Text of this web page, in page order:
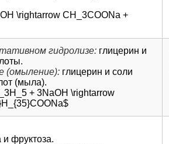
\rightarrow CH_3COONa +
гидролизе: глицерин и
(омыление): глицерин и соли
(мыла).
+ 3NaOH \rightarrow
фруктоза.